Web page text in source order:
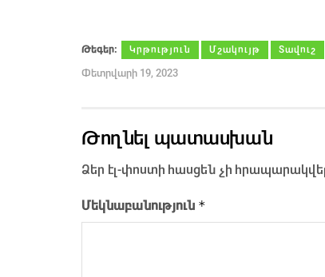
Թեգեր։ Կրթություն Մշակույթ Տավուշ
Փետրվարի 19, 2023
Թողնել պատասխան
Ձեր էլ-փոստի հասցեն չի
Մեկնաբանություն *